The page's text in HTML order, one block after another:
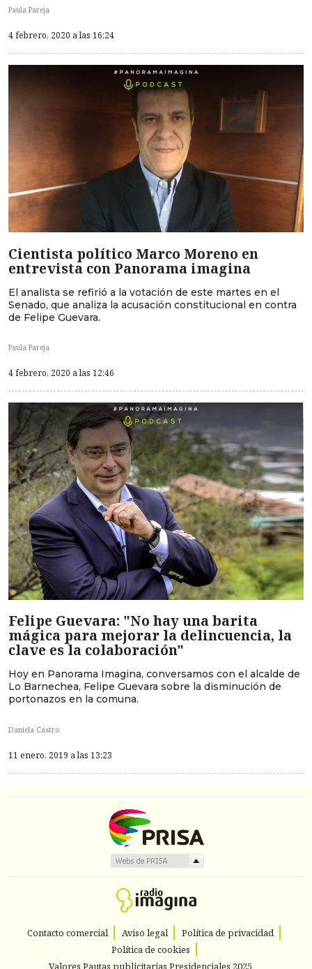
Paula Pareja
4 febrero, 2020 a las 16:24
Cientista político Marco Moreno en
entrevista con Panorama imagina
El analista se refirió a la votación de este martes en el
Senado, que analiza la acusación constitucional en contra
de Felipe Guevara.
Paula Pareja
4 febrero, 2020 a las 12:46
Felipe Guevara: "No hay una barita
mágica para mejorar la delincuencia, la
clave es la colaboración"
Hoy en Panorama Imagina, conversamos con el alcalde de
Lo Barnechea, Felipe Guevara sobre la disminución de
portonazos en la comuna.
Daniela Castro
11 enero, 2019 a las 13:23
Contacto comercial Aviso legal
Política de privacidad
Política de cookies
Valores Pautas publicitarias Presidenciales 2025